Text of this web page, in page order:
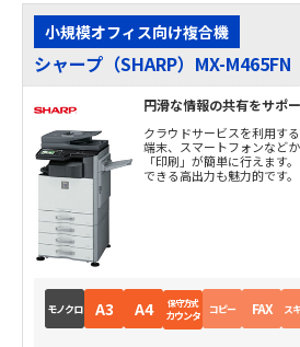
小規模オフィス向け複合機
シャープ（SHARP）MX-M465FN
円滑な情報の共有をサポー
クラウドサービスを利用す
端末、スマートフォンなど
「印刷」が簡単に行えます
できる高出力も魅力的です。
モノクロ A3 A4 保守方式
カウンタ コピー FAX ス